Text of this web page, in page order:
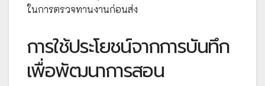
ในการตรวจทานงานก่อนส่ง
การใช้ประโยชน์จากการบันทึก
เพื่อพัฒนาการสอน